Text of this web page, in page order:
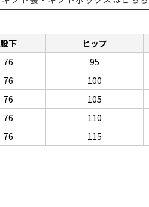
股下 ヒップ
76 95
76 100
76 105
76 110
76 115